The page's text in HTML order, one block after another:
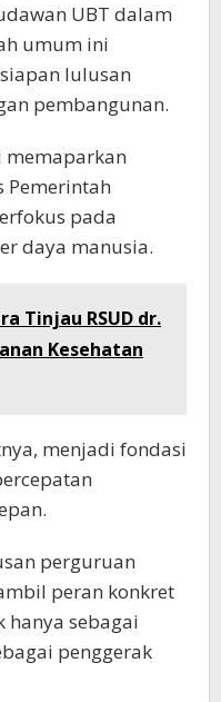
UBT dalam
umum ini
lulusan
pembangunan.
memaparkan
Pemerintah
pada
daya manusia.
Tinjau RSUD dr.
Kesehatan
menjadi fondasi
perguruan
peran konkret
sebagai
penggerak